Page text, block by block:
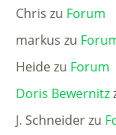
Chris zu Forum
markus zu
Heidezu Forum
Doris Bewernitz
J. Schneiderzu